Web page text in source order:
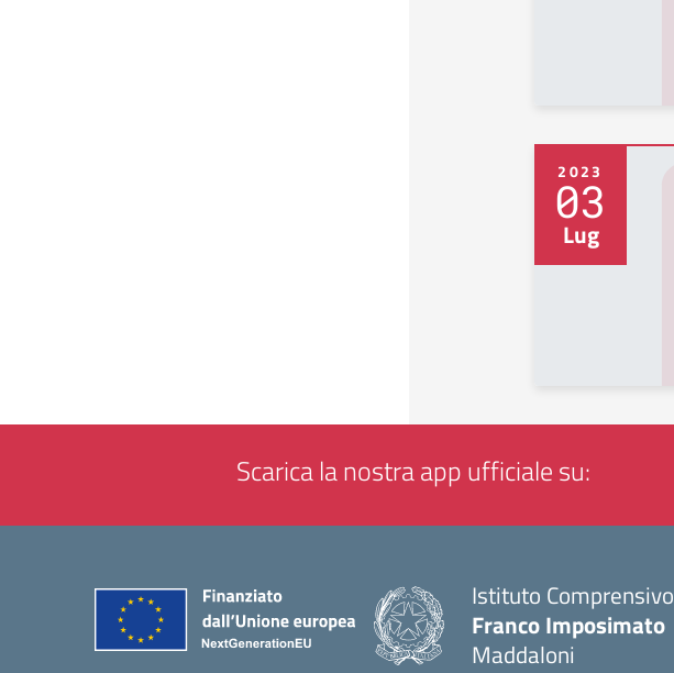
2023
03
Lug
Scarica la nostra app ufficiale su:
Istituto Comprensivo
Franco Imposimato
Maddaloni